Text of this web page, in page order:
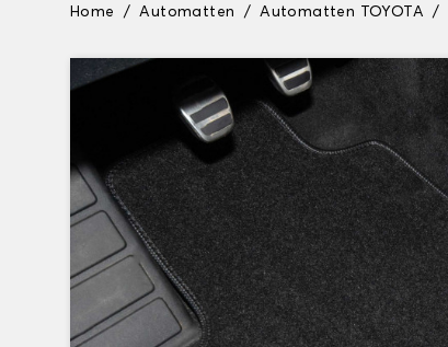
Home Automatten Automatten TOYOTA